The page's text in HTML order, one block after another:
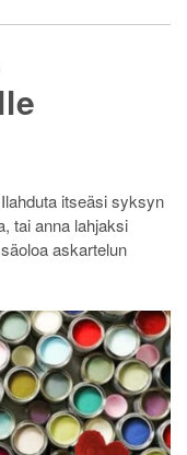
itseäsi syksyn
tai anna lahjaksi
askartelun